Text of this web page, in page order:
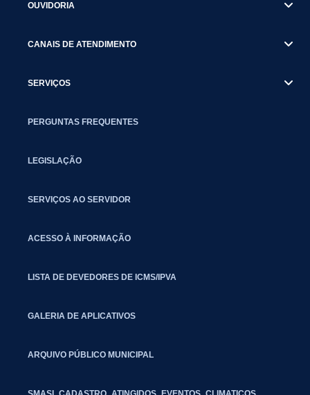
OUVIDORIA
CANAIS DE ATENDIMENTO
SERVIÇOS
PERGUNTAS FREQUENTES
LEGISLAÇÃO
SERVIÇOS AO SERVIDOR
ACESSO À INFORMAÇÃO
LISTA DE DEVEDORES DE ICMS/IPVA
GALERIA DE APLICATIVOS
ARQUIVO PÚBLICO MUNICIPAL